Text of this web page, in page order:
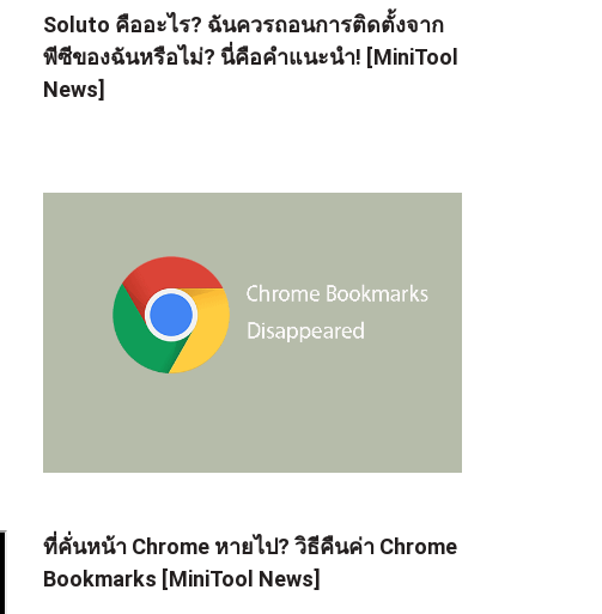
Soluto คืออะไร? ฉันควรถอนการติดตั้งจาก
พีซีของฉันหรือไม่? นี่คือคำแนะนำ! [MiniTool
News]
ที่คั่นหน้า Chrome หายไป? วิธีคืนค่า Chrome
Bookmarks [MiniTool News]